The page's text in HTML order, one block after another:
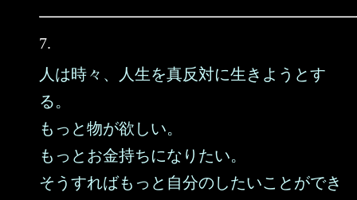
7.
人は時々、人生を真反対に生きようとす
る。
もっと物が欲しい。
もっとお金持ちになりたい。
そうすればもっと自分のしたいことができ